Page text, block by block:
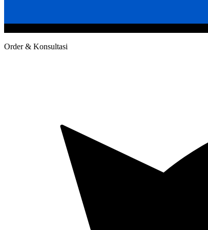
Order & Konsultasi